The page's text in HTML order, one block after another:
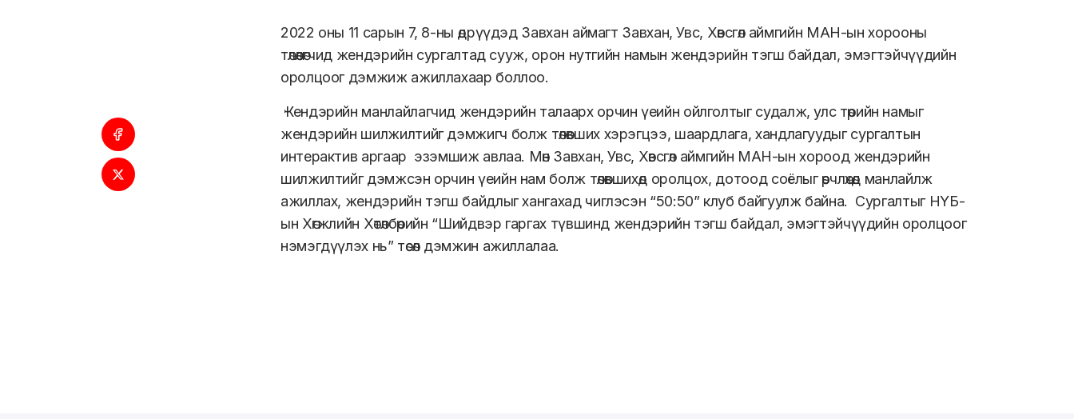
2022 оны 11 сарын 7, 8-ны өдрүүдэд Завхан аймагт Завхан, Увс, Хөвсгөл аймгийн МАН-ын хорооны
төлөөлөгчид жендэрийн сургалтад сууж, орон нутгийн намын жендэрийн тэгш байдал, эмэгтэйчүүдийн
оролцоог дэмжиж ажиллахаар боллоо.
Жендэрийн манлайлагчид жендэрийн талаарх орчин үеийн ойлголтыг судалж, улс төрийн намыг
жендэрийн шилжилтийг дэмжигч болж төлөвших хэрэгцээ, шаардлага, хандлагуудыг сургалтын
интерактив аргаар эзэмшиж авлаа. Мөн Завхан, Увс, Хөвсгөл аймгийн МАН-ын хороод жендэрийн
шилжилтийг дэмжсэн орчин үеийн нам болж төлөвшихөд оролцох, дотоод соёлыг өөрчлөхөд манлайлж
ажиллах, жендэрийн тэгш байдлыг хангахад чиглэсэн “50:50” клуб байгуулж байна. Сургалтыг НҮБ-
ын Хөгжлийн Хөтөлбөрийн “Шийдвэр гаргах түвшинд жендэрийн тэгш байдал, эмэгтэйчүүдийн оролцоог
нэмэгдүүлэх нь” төсөл дэмжин ажиллалаа.